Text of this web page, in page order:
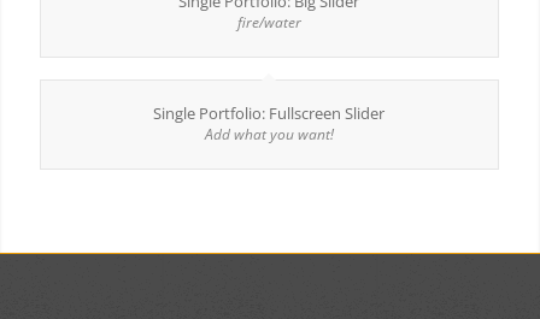
fire/water
Single Portfolio: Fullscreen Slider
Add what you want!